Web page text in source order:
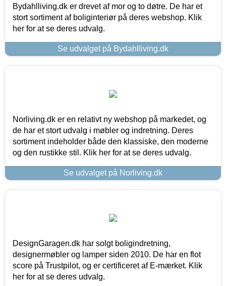
Bydahlliving.dk er drevet af mor og to døtre. De har et
stort sortiment af boliginteriør på deres webshop. Klik
her for at se deres udvalg.
Se udvalget på Bydahlliving.dk
Norliving.dk er en relativt ny webshop på markedet, og
de har et stort udvalg i møbler og indretning. Deres
sortiment indeholder både den klassiske, den moderne
og den rustikke stil. Klik her for at se deres udvalg.
Se udvalget på Norliving.dk
DesignGaragen.dk har solgt boligindretning,
designermøbler og lamper siden 2010. De har en flot
score på Trustpilot, og er certificeret af E-mærket. Klik
her for at se deres udvalg.